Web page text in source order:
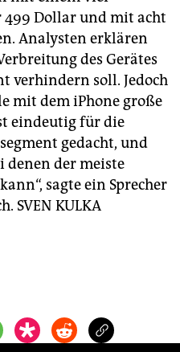
499 Dollar und mit acht
Analysten erklären
des Gerätes
verhindern soll. Jedoch
mit dem iPhone große
eindeutig für die
gedacht, und
denen der meiste
sagte ein Sprecher
SVEN KULKA